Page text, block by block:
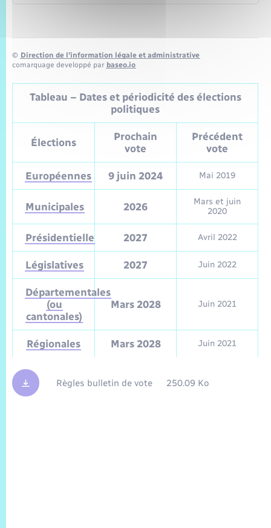
© Direction de l’information légale et administrative
comarquage developpé par baseo.io
Tableau – Dates et périodicité des élections
politiques
Élections
Prochain
vote
Précédent
vote
Européennes 9 juin 2024 Mai 2019
Municipales 2026
Mars et juin
2020
Présidentielle 2027 Avril 2022
Législatives 2027 Juin 2022
Départementales
(ou
cantonales)
Mars 2028 Juin 2021
Régionales Mars 2028 Juin 2021
Règles bulletin de vote 250.09 Ko